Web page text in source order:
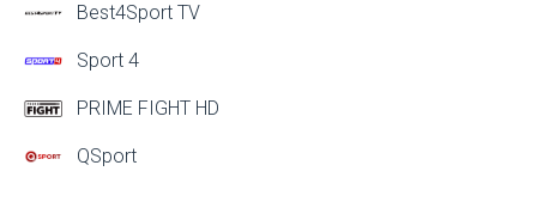
Best4Sport TV
Sport 4
PRIME FIGHT HD
QSport